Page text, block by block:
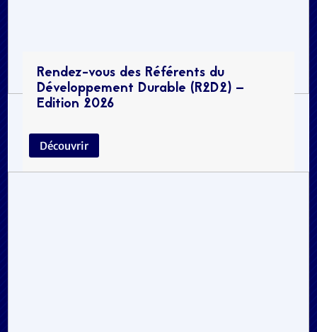
Rendez-vous des Référents du
Développement Durable (R2D2) –
Edition 2026
Découvrir